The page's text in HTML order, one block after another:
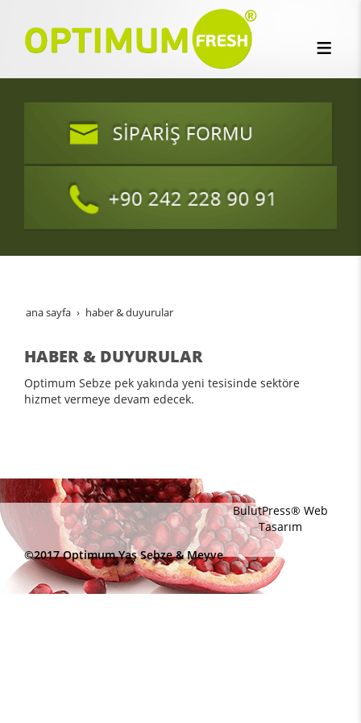
ana sayfa haber & duyurular
HABER & DUYURULAR
Optimum Sebze pek yakında yeni tesisinde sektöre
hizmet vermeye devam edecek.
©2017 Optimum Yaş Sebze & Meyve
BulutPress® Web
Tasarım